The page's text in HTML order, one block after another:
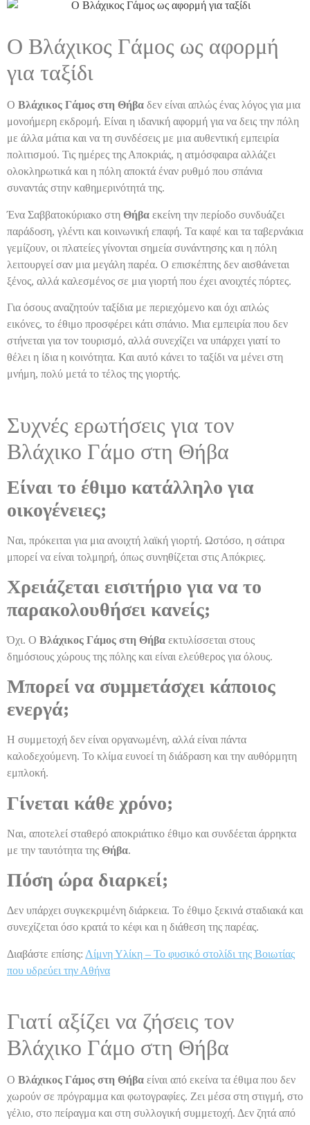
Ο Βλάχικος Γάμος ως αφορμή
για ταξίδι
Ο Βλάχικος Γάμος στη Θήβα δεν είναι απλώς ένας λόγος για μια
μονοήμερη εκδρομή. Είναι η ιδανική αφορμή για να δεις την πόλη
με άλλα μάτια και να τη συνδέσεις με μια αυθεντική εμπειρία
πολιτισμού. Τις ημέρες της Αποκριάς, η ατμόσφαιρα αλλάζει
ολοκληρωτικά και η πόλη αποκτά έναν ρυθμό που σπάνια
συναντάς στην καθημερινότητά της.
Ένα Σαββατοκύριακο στη Θήβα εκείνη την περίοδο συνδυάζει
παράδοση, γλέντι και κοινωνική επαφή. Τα καφέ και τα ταβερνάκια
γεμίζουν, οι πλατείες γίνονται σημεία συνάντησης και η πόλη
λειτουργεί σαν μια μεγάλη παρέα. Ο επισκέπτης δεν αισθάνεται
ξένος, αλλά καλεσμένος σε μια γιορτή που έχει ανοιχτές πόρτες.
Για όσους αναζητούν ταξίδια με περιεχόμενο και όχι απλώς
εικόνες, το έθιμο προσφέρει κάτι σπάνιο. Μια εμπειρία που δεν
στήνεται για τον τουρισμό, αλλά συνεχίζει να υπάρχει γιατί το
θέλει η ίδια η κοινότητα. Και αυτό κάνει το ταξίδι να μένει στη
μνήμη, πολύ μετά το τέλος της γιορτής.
Συχνές ερωτήσεις για τον
Βλάχικο Γάμο στη Θήβα
Είναι το έθιμο κατάλληλο για
οικογένειες;
Ναι, πρόκειται για μια ανοιχτή λαϊκή γιορτή. Ωστόσο, η σάτιρα
μπορεί να είναι τολμηρή, όπως συνηθίζεται στις Απόκριες.
Χρειάζεται εισιτήριο για να το
παρακολουθήσει κανείς;
Όχι. Ο Βλάχικος Γάμος στη Θήβα εκτυλίσσεται στους
δημόσιους χώρους της πόλης και είναι ελεύθερος για όλους.
Μπορεί να συμμετάσχει κάποιος
ενεργά;
Η συμμετοχή δεν είναι οργανωμένη, αλλά είναι πάντα
καλοδεχούμενη. Το κλίμα ευνοεί τη διάδραση και την αυθόρμητη
εμπλοκή.
Γίνεται κάθε χρόνο;
Ναι, αποτελεί σταθερό αποκριάτικο έθιμο και συνδέεται άρρηκτα
με την ταυτότητα της Θήβα.
Πόση ώρα διαρκεί;
Δεν υπάρχει συγκεκριμένη διάρκεια. Το έθιμο ξεκινά σταδιακά και
συνεχίζεται όσο κρατά το κέφι και η διάθεση της παρέας.
Διαβάστε επίσης: Λίμνη Υλίκη – Το φυσικό στολίδι της Βοιωτίας
που υδρεύει την Αθήνα
Γιατί αξίζει να ζήσεις τον
Βλάχικο Γάμο στη Θήβα
Ο Βλάχικος Γάμος στη Θήβα είναι από εκείνα τα έθιμα που δεν
χωρούν σε πρόγραμμα και φωτογραφίες. Ζει μέσα στη στιγμή, στο
γέλιο, στο πείραγμα και στη συλλογική συμμετοχή. Δεν ζητά από